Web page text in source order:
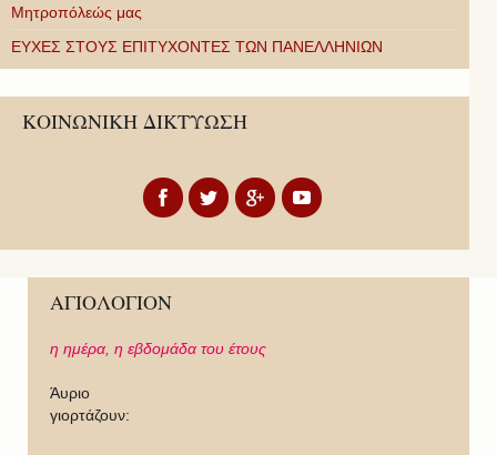
Μητροπόλεώς μας
ΕΥΧΕΣ ΣΤΟΥΣ ΕΠΙΤΥΧΟΝΤΕΣ ΤΩΝ ΠΑΝΕΛΛΗΝΙΩΝ
ΚΟΙΝΩΝΙΚΗ ΔΙΚΤΥΩΣΗ
ΑΓΙΟΛΟΓΙΟΝ
η ημέρα, η εβδομάδα του έτους
Άυριο
γιορτάζουν: